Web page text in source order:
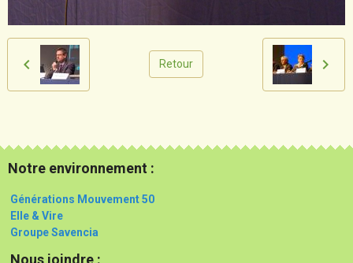
Retour
Notre environnement :
Générations Mouvement 50
Elle & Vire
Groupe Savencia
Nous joindre :